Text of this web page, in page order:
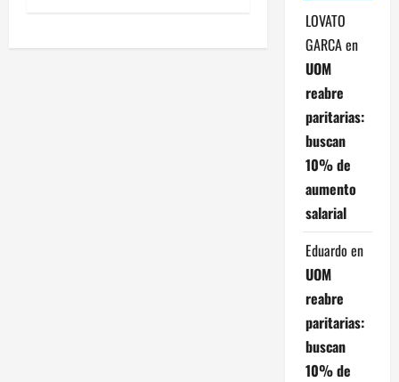
g
LOVATO
GARCAen
UOM
reabre
paritarias:
buscan
10% de
aumento
salarial
Eduardo en
UOM
reabre
paritarias:
buscan
10% de